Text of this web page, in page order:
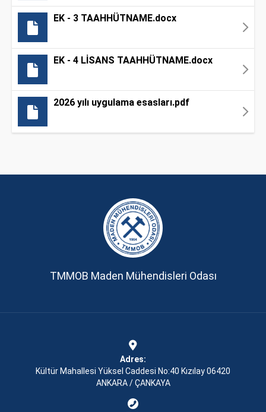
EK - 3 TAAHHÜTNAME.docx
EK - 4 LİSANS TAAHHÜTNAME.docx
2026 yılı uygulama esasları.pdf
TMMOB Maden Mühendisleri Odası
Adres:
Kültür Mahallesi Yüksel Caddesi No:40 Kızılay 06420
ANKARA / ÇANKAYA